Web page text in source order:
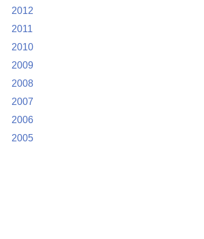
2012
2011
2010
2009
2008
2007
2006
2005